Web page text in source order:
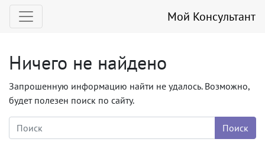
Мой Консультант
Ничего не найдено
Запрошенную информацию найти не удалось. Возможно,
будет полезен поиск по сайту.